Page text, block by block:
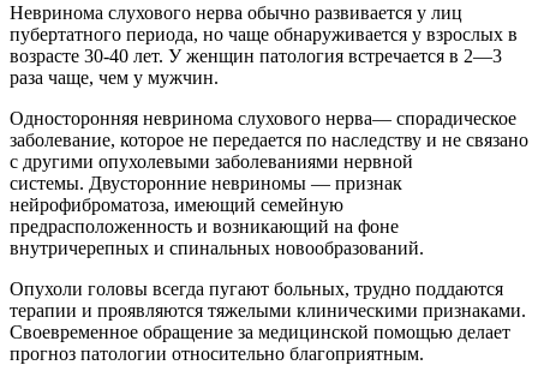
Невринома слухового нерва обычно развивается у лиц
пубертатного периода, но чаще обнаруживается у взрослых в
возрасте 30-40 лет. У женщин патология встречается в 2—3
раза чаще, чем у мужчин.
Односторонняя невринома слухового нерва— спорадическое
заболевание, которое не передается по наследству и не связано
с другими опухолевыми заболеваниями нервной
системы. Двусторонние невриномы — признак
нейрофиброматоза, имеющий семейную
предрасположенность и возникающий на фоне
внутричерепных и спинальных новообразований.
Опухоли головы всегда пугают больных, трудно поддаются
терапии и проявляются тяжелыми клиническими признаками.
Своевременное обращение за медицинской помощью делает
прогноз патологии относительно благоприятным.